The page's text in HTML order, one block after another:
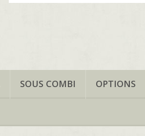
SOUS COMBI OPTIONS